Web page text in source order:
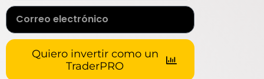
Quiero invertir como un
TraderPRO